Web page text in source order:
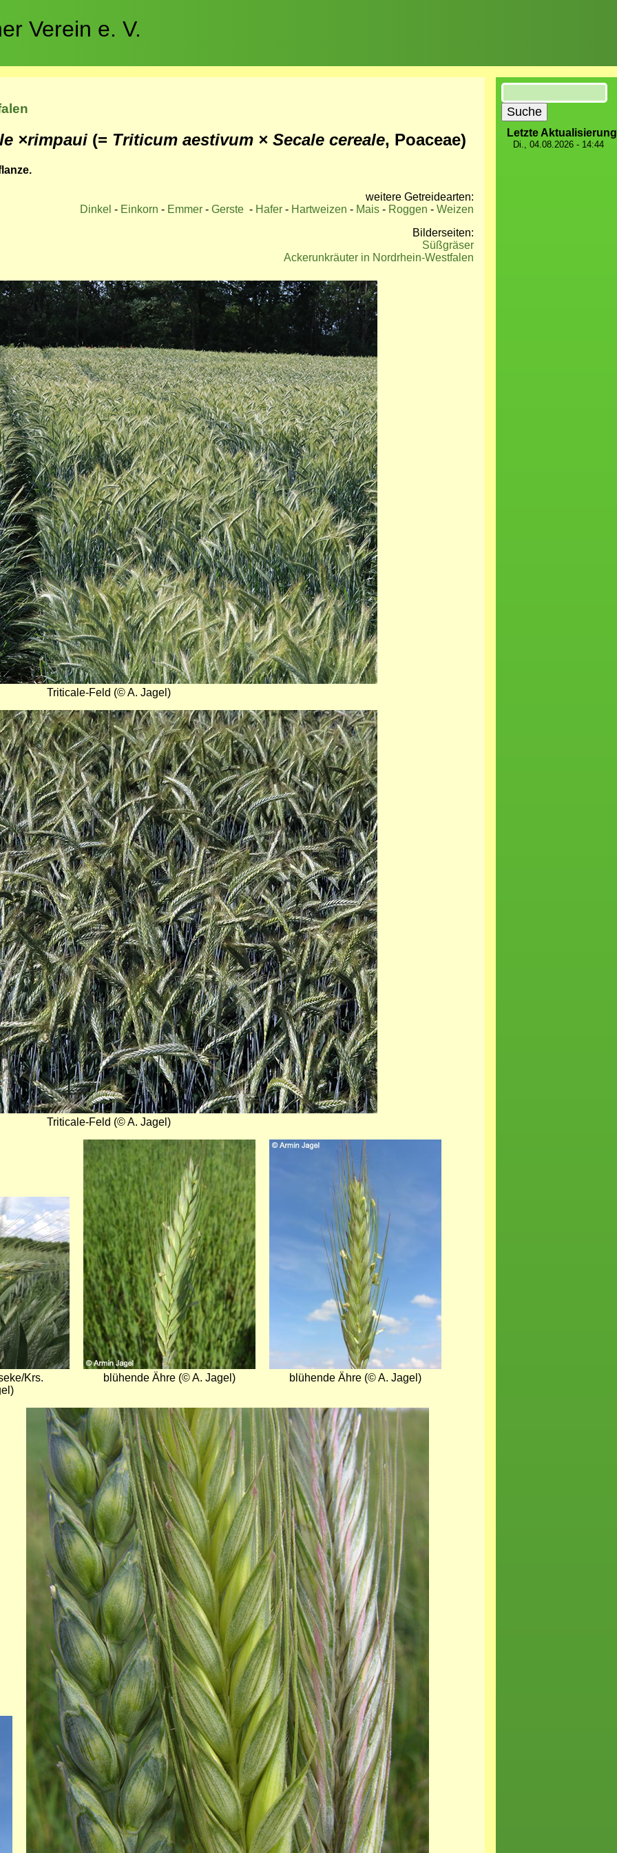
Verein e. V.
×rimpaui (= Triticum aestivum × Secale cereale, Poaceae)
weitere Getreidearten:
Dinkel - Einkorn - Emmer - Gerste - Hafer - Hartweizen - Mais - Roggen - Weizen
Bilderseiten:
Süßgräser
Ackerunkräuter in Nordrhein-Westfalen
Triticale-Feld (© A. Jagel)
Triticale-Feld (© A. Jagel)
Krs.
Bild
blühende Ähre (© A. Jagel)
Bild
blühende Ähre (© A. Jagel)
Bild
Suche
Letzte Aktualisierung
Di., 04.08.2026 - 14:44